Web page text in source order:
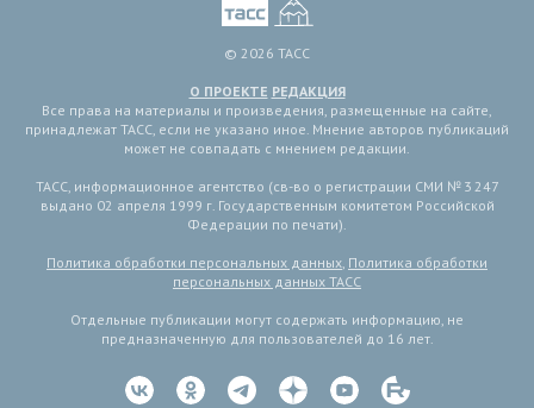
© 2026 ТАСС
О ПРОЕКТЕ РЕДАКЦИЯ
Все права на материалы и произведения, размещенные на сайте,
принадлежат ТАСС, если не указано иное. Мнение авторов публикаций
может не совпадать с мнением редакции.
ТАСС, информационное агентство (св-во о регистрации СМИ № 3 247
выдано 02 апреля 1999 г. Государственным комитетом Российской
Федерации по печати).
Политика обработки персональных данных, Политика обработки
персональных данных ТАСС
Отдельные публикации могут содержать информацию, не
предназначенную для пользователей до 16 лет.